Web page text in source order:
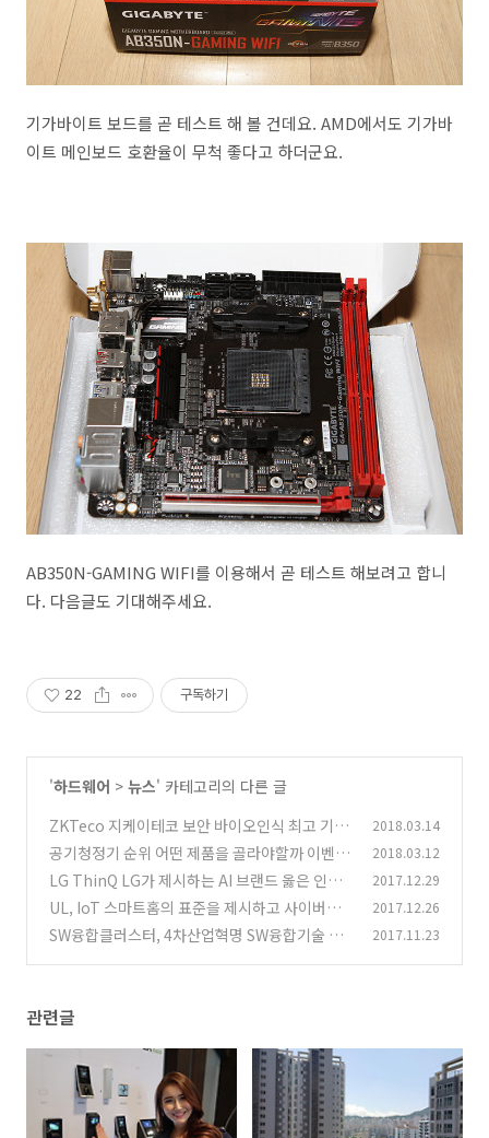
기가바이트 보드를 곧 테스트 해 볼 건데요. AMD에서도 기가바
이트 메인보드 호환율이 무척 좋다고 하더군요.
AB350N-GAMING WIFI를 이용해서 곧 테스트 해보려고 합니
다. 다음글도 기대해주세요.
22 구독하기
'하드웨어 > 뉴스' 카테고리의 다른 글
ZKTeco 지케이테코 보안 바이오인식 최고 기업
한국 상륙
(2)
2018.03.14
공기청정기 순위 어떤 제품을 골라야할까 이벤트
까지 (3)
2018.03.12
LG ThinQ LG가 제시하는 AI 브랜드 옳은 인공
지능가전 (0)
2017.12.29
UL, IoT 스마트홈의 표준을 제시하고 사이버보
안 상호운용성 높인다 (1)
2017.12.26
SW융합클러스터, 4차산업혁명 SW융합기술 위
2017.11.23
관련글